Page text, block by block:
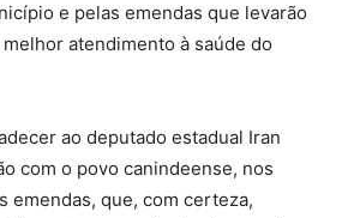
e pelas emendas que levarão
atendimento à saúde do
ao deputado estadual Iran
com o povo canindeense, nos
emendas, que, com certeza,